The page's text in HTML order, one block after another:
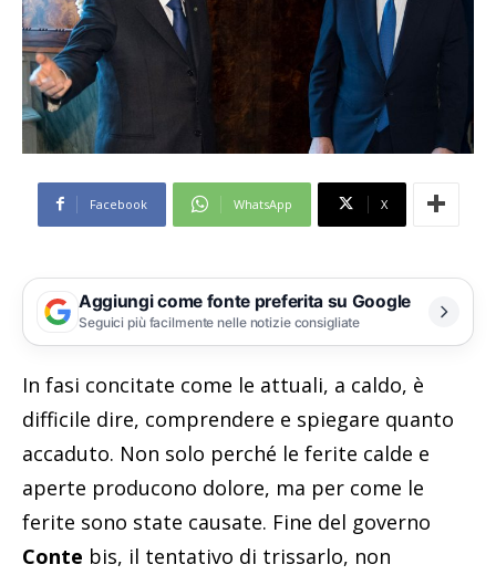
Facebook WhatsApp X
Aggiungi come fonte preferita su Google
Seguici più facilmente nelle notizie consigliate
In fasi concitate come le attuali, a caldo, è
difficile dire, comprendere e spiegare quanto
accaduto. Non solo perché le ferite calde e
aperte producono dolore, ma per come le
ferite sono state causate. Fine del governo
Conte bis, il tentativo di trissarlo, non